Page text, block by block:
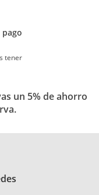
tener
un 5% de ahorro